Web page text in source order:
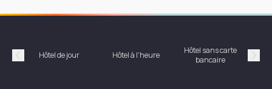
Précédent
Hôtel de jour Hôtel à l'heure
Hôtel sans carte
bancaire